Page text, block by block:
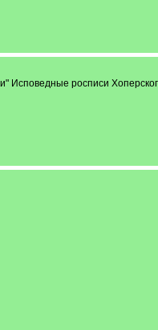
росписи